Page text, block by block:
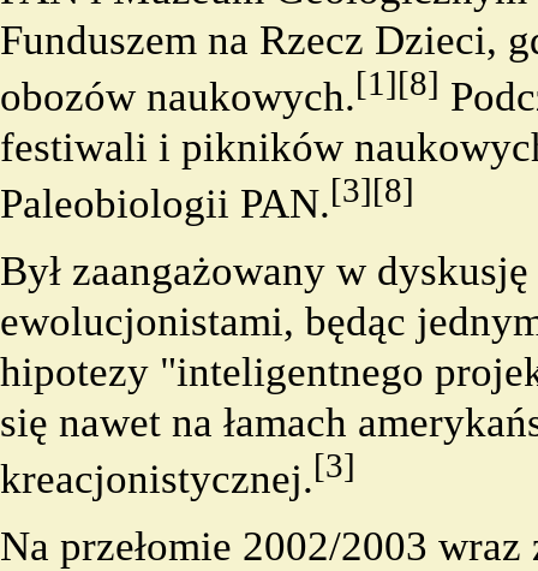
Funduszem na Rzecz Dzieci,
obozów naukowych.[1][8]
festiwali i pikników
Paleobiologii PAN.[3][8]
Był zaangażowany w
ewolucjonistami, będąc
hipotezy "inteligentnego
się nawet na łamach
kreacjonistycznej.[3]
Na przełomie 2002/2003